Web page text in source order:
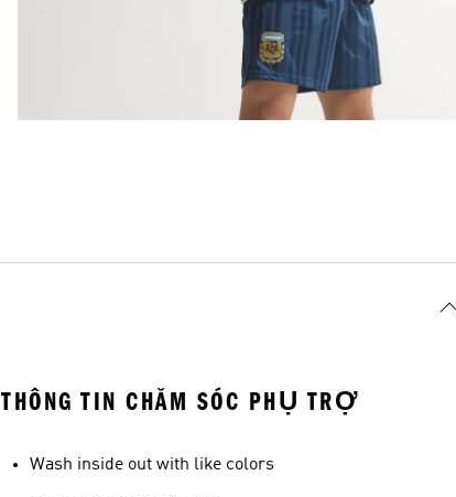
THÔNG TIN CHĂM SÓC PHỤ TRỢ
Wash inside out with like colors